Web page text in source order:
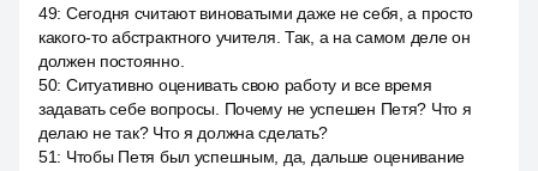
49: Сегодня считают виноватыми даже не себя, а просто
какого-то абстрактного учителя. Так, а на самом деле он
должен постоянно.
50: Ситуативно оценивать свою работу и все время
задавать себе вопросы. Почему не успешен Петя? Что я
делаю не так? Что я должна сделать?
51: Чтобы Петя был успешным, да, дальше оценивание